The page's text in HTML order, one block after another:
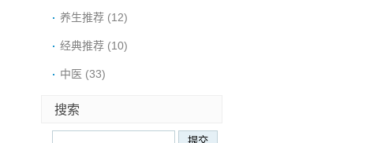
养生推荐 (12)
经典推荐 (10)
中医 (33)
搜索